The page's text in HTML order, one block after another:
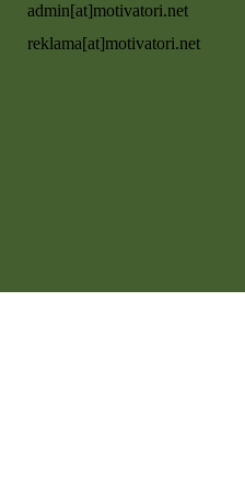
admin[at]motivatori.net
reklama[at]motivatori.net